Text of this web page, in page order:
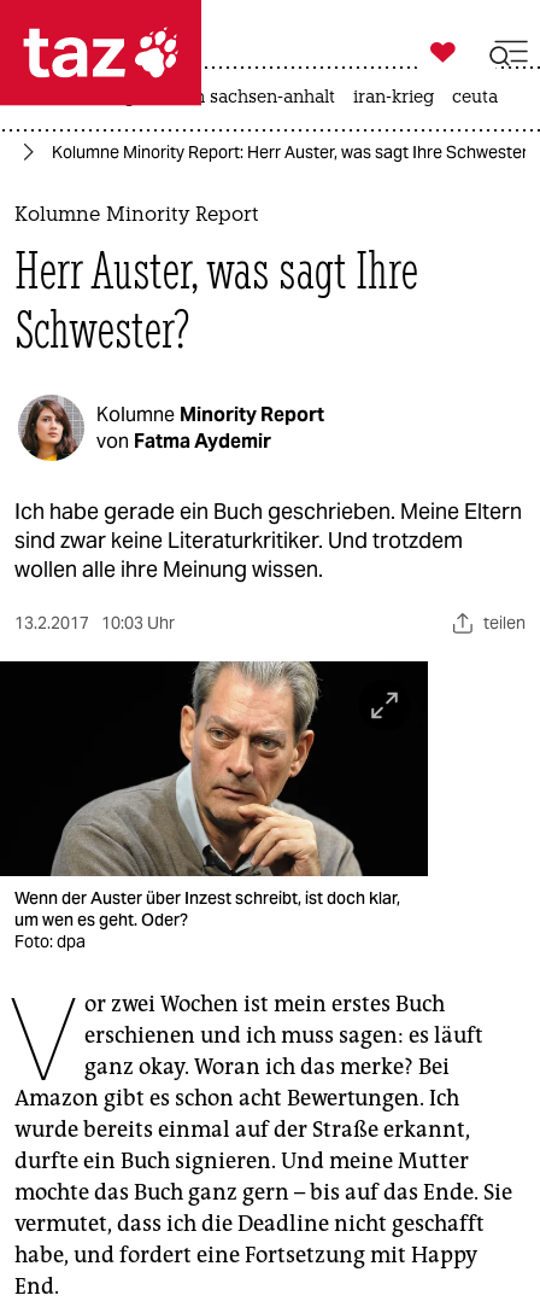
 taz zahl ich
taz zahl ich
themen
politik
öko
kultur
berlin
veranstaltungen
shop
fragen & hilfe
unterstützen
abo
genossenschaft
epaper login

taz zahl ich
landtagswahl in sachsen-anhalt iran-krieg ceuta
Kolumne Minority Report: Herr Auster, was sagt Ihre Schwester?
Kolumne Minority Report
Herr Auster, was sagt Ihre
Schwester?
Kolumne Minority Report
von Fatma Aydemir
Ich habe gerade ein Buch geschrieben. Meine Eltern
sind zwar keine Literaturkritiker. Und trotzdem
wollen alle ihre Meinung wissen.
13.2.2017 10:03 Uhr teilen
Wenn der Auster über Inzest schreibt, ist doch klar,
um wen es geht. Oder?
Foto: dpa
V or zwei Wochen ist mein erstes Buch
erschienen und ich muss sagen: es läuft
ganz okay. Woran ich das merke? Bei
Amazon gibt es schon acht Bewertungen. Ich
wurde bereits einmal auf der Straße erkannt,
durfte ein Buch signieren. Und meine Mutter
mochte das Buch ganz gern – bis auf das Ende. Sie
vermutet, dass ich die Deadline nicht geschafft
habe, und fordert eine Fortsetzung mit Happy
End.